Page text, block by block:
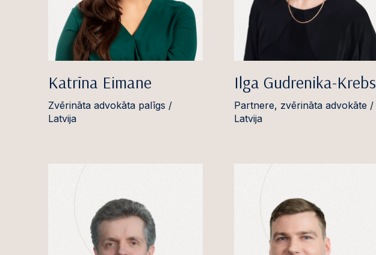
Katrīna Eimane
Zvērināta advokāta palīgs /
Latvija
Ilga Gudrenika-Krebs
Partnere, zvērināta advokāte /
Latvija